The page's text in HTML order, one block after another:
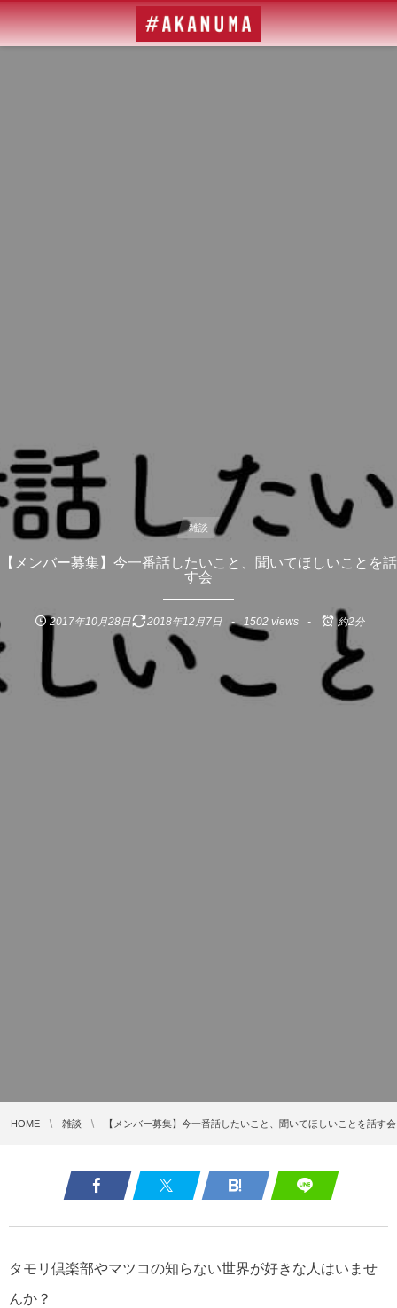
雑談
【メンバー募集】今一番話したいこと、聞いてほしいことを話
す会
2017年10月28日 2018年12月7日 1502 views 約2分
HOME 雑談 【メンバー募集】今一番話したいこと、聞いてほしいことを話す会
タモリ倶楽部やマツコの知らない世界が好きな人はいませ
んか？